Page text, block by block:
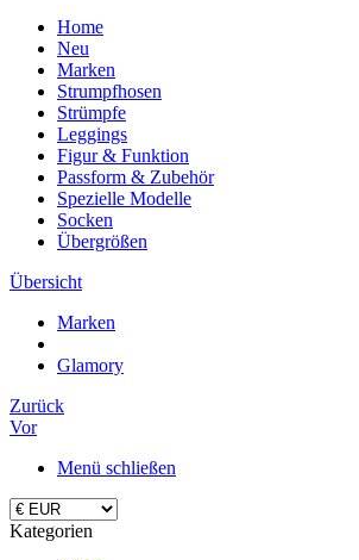
Home
Neu
Marken
Strumpfhosen
Strümpfe
Leggings
Figur & Funktion
Passform & Zubehör
Spezielle Modelle
Socken
Übergrößen
Übersicht
Marken
Glamory
Zurück
Vor
Menü schließen
Kategorien